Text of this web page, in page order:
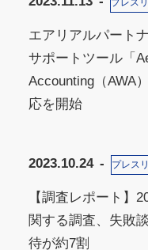
エアリアルパート
サポートツール「
Accounting（AWA
応を開始
2023.10.24 プレス
【調査レポート】
関する調査、失敗
待が約7割